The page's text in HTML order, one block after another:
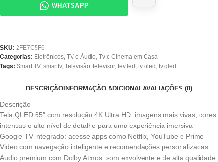
WHATSAPP
SKU: 2FE7C5F6
Categorias: Eletrônicos, TV e Áudio, Tv e Cinema em Casa
Tags: Smart TV, smarttv, Televisão, televisor, tev led , tv oled , tv qled
DESCRIÇÃO INFORMAÇÃO ADICIONALAVALIAÇÕES (0)
Descrição
Tela QLED 65″ com resolução 4K Ultra HD: imagens mais vivas, cores
intensas e alto nível de detalhe para uma experiência imersiva
Google TV integrado: acesse apps como Netflix, YouTube e Prime
Video com navegação inteligente e recomendações personalizadas
Áudio premium com Dolby Atmos: som envolvente e de alta qualidade